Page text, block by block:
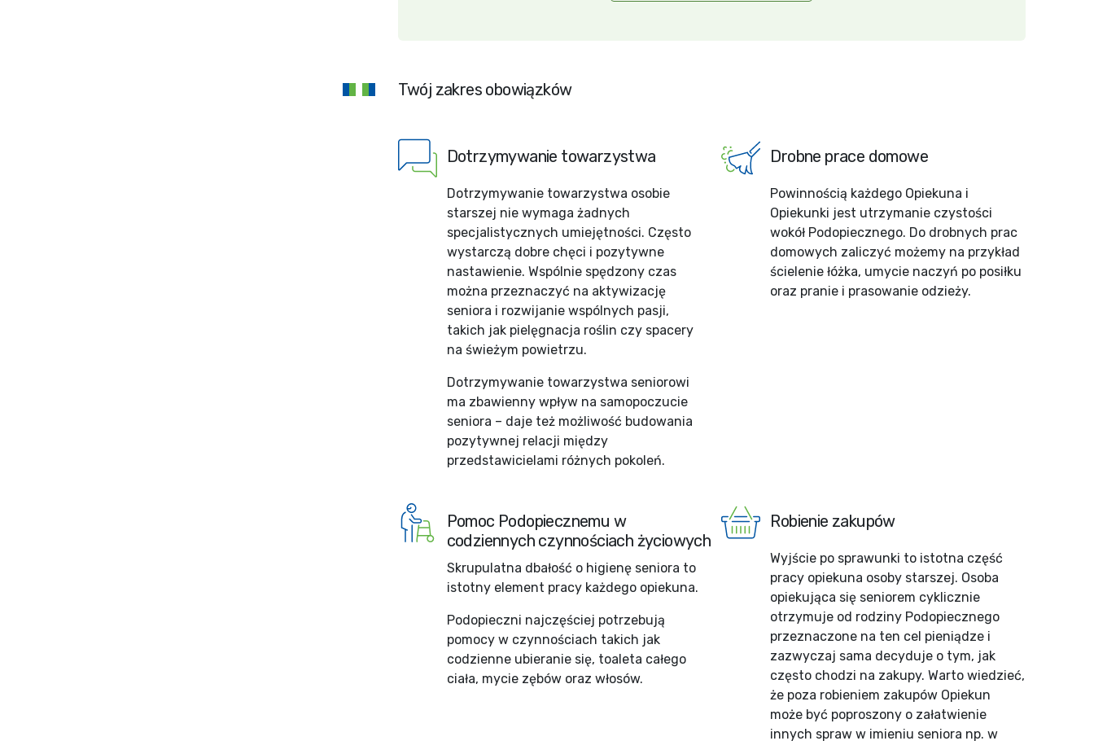
Twój zakres obowiązków
Dotrzymywanie towarzystwa
Dotrzymywanie towarzystwa osobie
starszej nie wymaga żadnych
specjalistycznych umiejętności. Często
wystarczą dobre chęci i pozytywne
nastawienie. Wspólnie spędzony czas
można przeznaczyć na aktywizację
seniora i rozwijanie wspólnych pasji,
takich jak pielęgnacja roślin czy spacery
na świeżym powietrzu.
Dotrzymywanie towarzystwa seniorowi
ma zbawienny wpływ na samopoczucie
seniora – daje też możliwość budowania
pozytywnej relacji między
przedstawicielami różnych pokoleń.
Drobne prace domowe
Powinnością każdego Opiekuna i
Opiekunki jest utrzymanie czystości
wokół Podopiecznego. Do drobnych prac
domowych zaliczyć możemy na przykład
ścielenie łóżka, umycie naczyń po posiłku
oraz pranie i prasowanie odzieży.
Pomoc Podopiecznemu w
codziennych czynnościach życiowych
Skrupulatna dbałość o higienę seniora to
istotny element pracy każdego opiekuna.
Podopieczni najczęściej potrzebują
pomocy w czynnościach takich jak
codzienne ubieranie się, toaleta całego
ciała, mycie zębów oraz włosów.
Robienie zakupów
Wyjście po sprawunki to istotna część
pracy opiekuna osoby starszej. Osoba
opiekująca się seniorem cyklicznie
otrzymuje od rodziny Podopiecznego
przeznaczone na ten cel pieniądze i
zazwyczaj sama decyduje o tym, jak
często chodzi na zakupy. Warto wiedzieć,
że poza robieniem zakupów Opiekun
może być poproszony o załatwienie
innych spraw w imieniu seniora np. w